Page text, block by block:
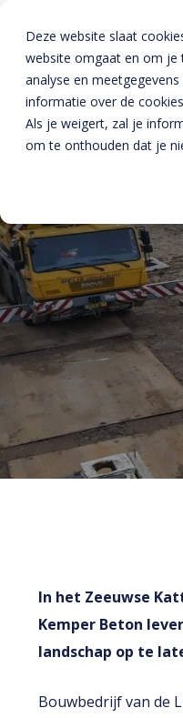
Deze website slaat
website omgaat en om je
analyse en
informatie over de
Als je weigert, zal je
om te onthouden dat je
Home»Projecten
In het Zeeuwse
Kemper Beton
landschap op te
Bouwbedrijf van de